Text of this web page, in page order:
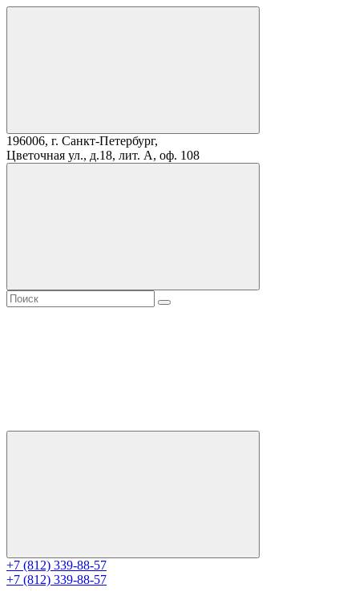
196006, г. Санкт-Петербург,
Цветочная ул., д.18, лит. А, оф. 108
+7 (812) 339-88-57
+7 (812) 339-88-57